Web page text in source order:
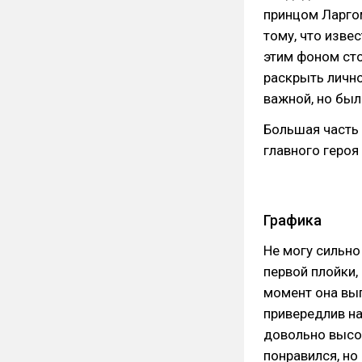
принцом
тому, что
этим фоном
раскрыть
важной, но
Большая
главного
Графика
Не могу
первой
момент она
привередлив
довольно
понравился,